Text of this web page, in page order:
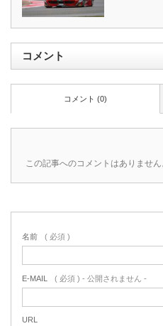
コメント
コメント (0)
この記事へのコメントはありません
名前 ( 必須 )
E-MAIL ( 必須 ) - 公開されません -
URL